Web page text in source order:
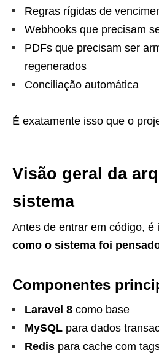
Regras rígidas de
Webhooks que precisam
PDFs que precisam ser
regenerados
Conciliação automática
É exatamente isso que o
Visão geral da
sistema
Antes de entrar em código, é
como o sistema foi
Componentes
Laravel 8 como base
MySQL para dados
Redis para cache com